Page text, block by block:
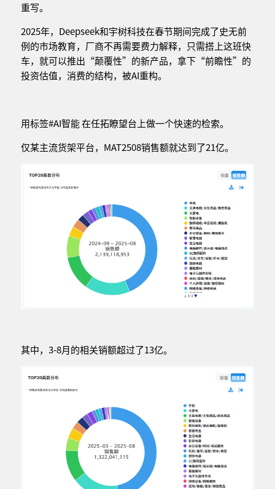
重写。
2025年，Deepseek和宇树科技在春节期间完成了史无前
例的市场教育，厂商不再需要费力解释，只需搭上这班快
车，就可以推出“颠覆性”的新产品，拿下“前瞻性”的
投资估值，消费的结构，被AI重构。
用标签#AI智能 在任拓瞭望台上做一个快速的检索。
仅某主流货架平台，MAT2508销售额就达到了21亿。
其中，3-8月的相关销额超过了13亿。